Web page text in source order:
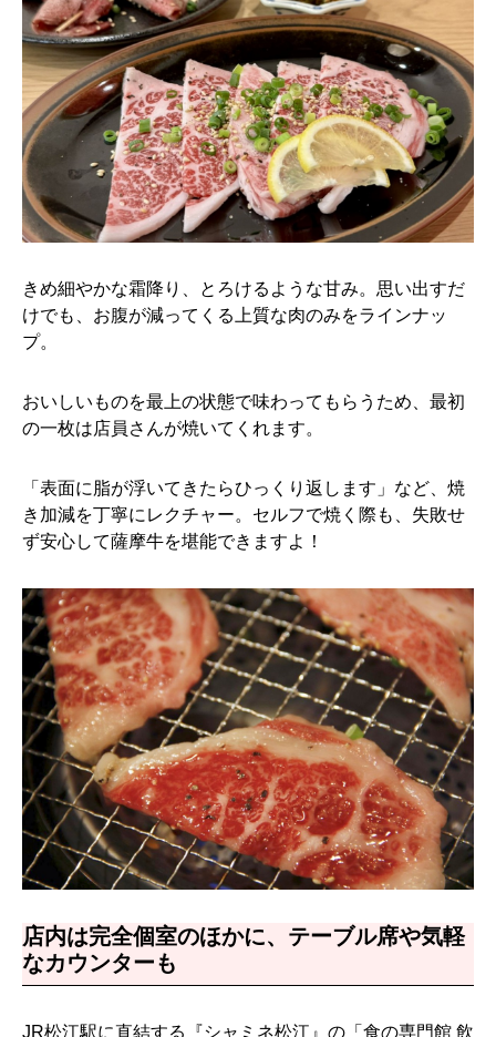
きめ細やかな霜降り、とろけるような甘み。思い出すだ
けでも、お腹が減ってくる上質な肉のみをラインナッ
プ。
おいしいものを最上の状態で味わってもらうため、最初
の一枚は店員さんが焼いてくれます。
「表面に脂が浮いてきたらひっくり返します」など、焼
き加減を丁寧にレクチャー。セルフで焼く際も、失敗せ
ず安心して薩摩牛を堪能できますよ！
店内は完全個室のほかに、テーブル席や気軽
なカウンターも
JR松江駅に直結する『シャミネ松江』の「食の専門館 飲